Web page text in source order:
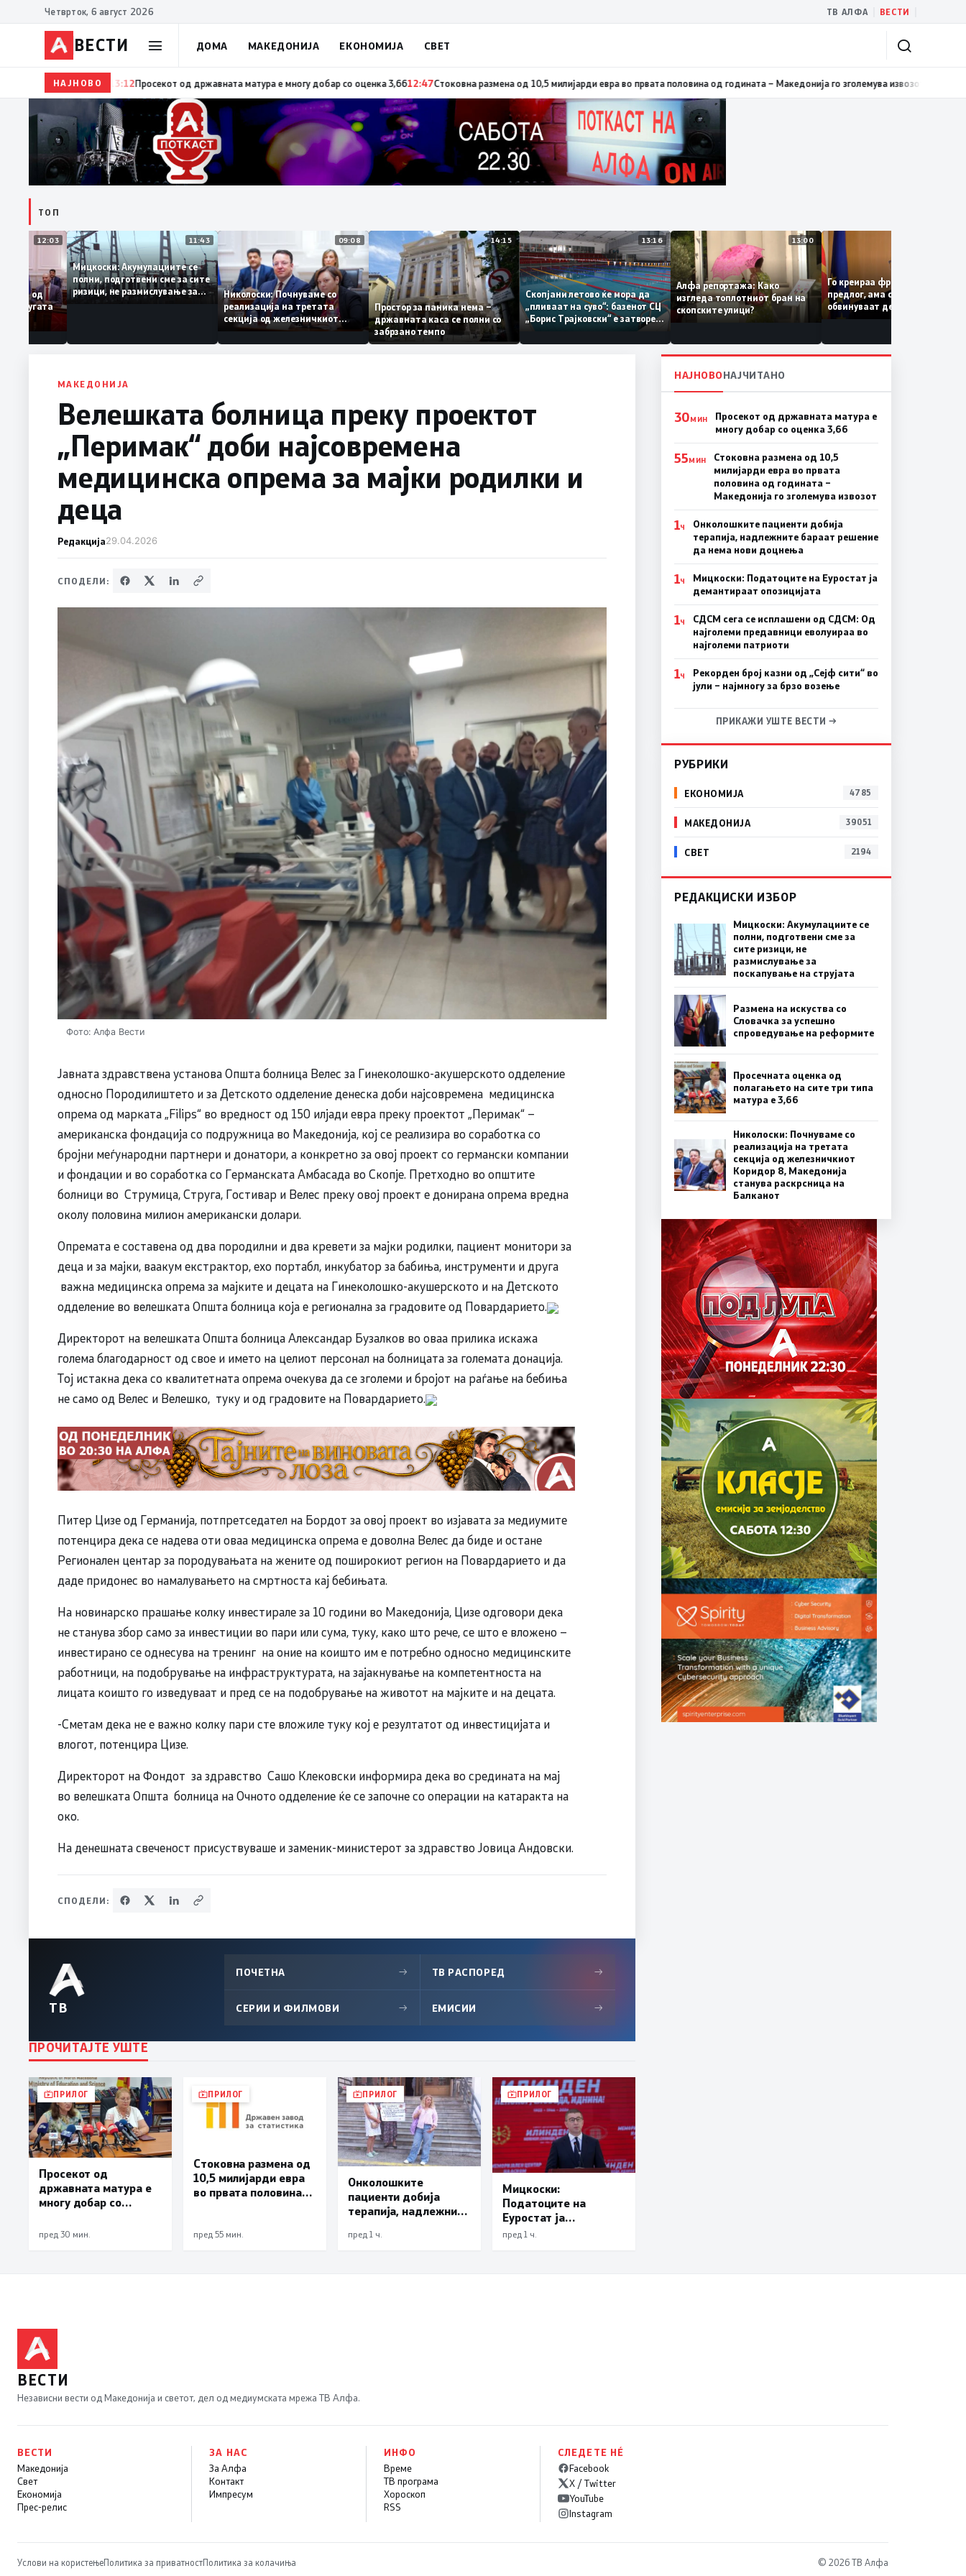
Четврток, 6 август 2026 ТВ АЛФА ВЕСТИ
ВЕСТИ ДОМА МАКЕДОНИЈА ЕКОНОМИЈА СВЕТ
НАЈНОВО
13:12Просекот од државната матура е многу добар со оценка 3,6612:47Стоковна размена од 10,5 милијарди евра во првата половина од годината – Македонија го зголемува извозот12:36
ТОП
12:03
грант од
за пругата
11:43
Мицкоски: Акумулациите се
полни, подготвени сме за сите
ризици, не размислување за
поскапување на струјата
09:08
Николоски: Почнуваме со
реализација на третата
секција од железничкиот
Коридор 8, Македонија
станува раскрсница на
14:15
Простор за паника нема –
државната каса се полни со
забрзано темпо
13:16
Скопјани летово ќе мора да
„пливаат на суво“: базенот СЦ
„Борис Трајковски“ е затворен
по штетите од невремето
13:00
Алфа репортажа: Како
изгледа топлотниот бран на
скопските улици?
Го креираа францускиот
предлог, ама сега од
обвинуваат дека Владата
тајно преговарала
МАКЕДОНИЈА
Велешката болница преку проектот
„Перимак“ доби најсовремена
медицинска опрема за мајки родилки и
деца
Редакција29.04.2026
СПОДЕЛИ:
Фото: Алфа Вести
Јавната здравствена установа Општа болница Велес за Гинеколошко-акушерското одделение
односно Породилиштето и за Детското одделение денеска доби најсовремена медицинска
опрема од марката „Filips“ во вредност од 150 илјади евра преку проектот „Перимак“ –
американска фондација со подружница во Македонија, кој се реализира во соработка со
бројни меѓународни партнери и донатори, а конкретно за овој проект со германски компании
и фондации и во соработка со Германската Амбасада во Скопје. Претходно во општите
болници во Струмица, Струга, Гостивар и Велес преку овој проект е донирана опрема вредна
околу половина милион американски долари.
Опремата е составена од два породилни и два кревети за мајки родилки, пациент монитори за
деца и за мајки, ваакум екстрактор, ехо портабл, инкубатор за бабиња, инструменти и друга
важна медицинска опрема за мајките и децата на Гинеколошко-акушерското и на Детското
одделение во велешката Општа болница која е регионална за градовите од Повардарието.
Директорот на велешката Општа болница Александар Бузалков во оваа прилика искажа
голема благодарност од свое и името на целиот персонал на болницата за големата донација.
Тој истакна дека со квалитетната опрема очекува да се зголеми и бројот на раѓање на бебиња
не само од Велес и Велешко, туку и од градовите на Повардарието.
Питер Цизе од Германија, потпретседател на Бордот за овој проект во изјавата за медиумите
потенцира дека се надева оти оваа медицинска опрема е доволна Велес да биде и остане
Регионален центар за породувањата на жените од поширокиот регион на Повардарието и да
даде придонес во намалувањето на смртноста кај бебињата.
На новинарско прашање колку инвестирале за 10 години во Македонија, Цизе одговори дека
не станува збор само за инвестиции во пари или сума, туку, како што рече, се што е вложено –
инвестирано се однесува на тренинг на оние на коишто им е потребно односно медицинските
работници, на подобрување на инфраструктурата, на зајакнување на компетентноста на
лицата коишто го изведуваат и пред се на подобрување на животот на мајките и на децата.
-Сметам дека не е важно колку пари сте вложиле туку кој е резултатот од инвестицијата и
влогот, потенцира Цизе.
Директорот на Фондот за здравство Сашо Клековски информира дека во средината на мај
во велешката Општа болница на Очното одделение ќе се започне со операции на катаракта на
око.
На денешната свеченост присуствуваше и заменик-министерот за здравство Јовица Андовски.
СПОДЕЛИ:
ТВ
ПОЧЕТНА → ТВ РАСПОРЕД →
СЕРИИ И ФИЛМОВИ → ЕМИСИИ →
ПРОЧИТАЈТЕ УШТЕ
ПРИЛОГ
Просекот од
државната матура е
многу добар со
пред 30 мин.
ПРИЛОГ
Стоковна размена од
10,5 милијарди евра
во првата половина
зголемува извозот
пред 55 мин.
ПРИЛОГ
Онколошките
пациенти добија
терапија, надлежните
нема нови доцнења
пред 1 ч.
ПРИЛОГ
Мицкоски:
Податоците на
Еуростат ја
демантираат
пред 1 ч.
НАЈНОВОНАЈЧИТАНО
30МИН
Просекот од државната матура е
многу добар со оценка 3,66
55МИН
Стоковна размена од 10,5
милијарди евра во првата
половина од годината –
Македонија го зголемува извозот
1Ч
Онколошките пациенти добија
терапија, надлежните бараат решение
да нема нови доцнења
1Ч
Мицкоски: Податоците на Еуростат ја
демантираат опозицијата
1Ч
СДСМ сега се исплашени од СДСМ: Од
најголеми предавници еволуираа во
најголеми патриоти
1Ч
Рекорден број казни од „Сејф сити“ во
јули – најмногу за брзо возење
ПРИКАЖИ УШТЕ ВЕСТИ →
РУБРИКИ
ЕКОНОМИЈА 4785
МАКЕДОНИЈА 39051
СВЕТ 2194
РЕДАКЦИСКИ ИЗБОР
Мицкоски: Акумулациите се
полни, подготвени сме за
сите ризици, не
размислување за
поскапување на струјата
Размена на искуства со
Словачка за успешно
спроведување на реформите
Просечната оценка од
полагањето на сите три типа
матура е 3,66
Николоски: Почнуваме со
реализација на третата
секција од железничкиот
Коридор 8, Македонија
станува раскрсница на
Балканот
ВЕСТИ
Независни вести од Македонија и светот, дел од медиумската мрежа ТВ Алфа.
ВЕСТИ
Македонија
Свет
Економија
Прес-релис
ЗА НАС
За Алфа
Контакт
Импресум
ИНФО
Време
ТВ програма
Хороскоп
RSS
СЛЕДЕТЕ НÉ
Facebook
X / Twitter
YouTube
Instagram
Услови на користењеПолитика за приватностПолитика за колачиња © 2026 ТВ Алфа